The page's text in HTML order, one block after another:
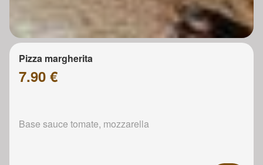
Pizza margherita
7.90 €
Base sauce tomate, mozzarella